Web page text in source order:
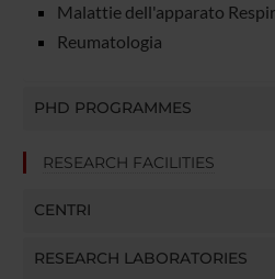
Malattie dell'apparato
Reumatologia
PHD PROGRAMMES
RESEARCH FACILITIES
CENTRI
RESEARCH LABORATORIES